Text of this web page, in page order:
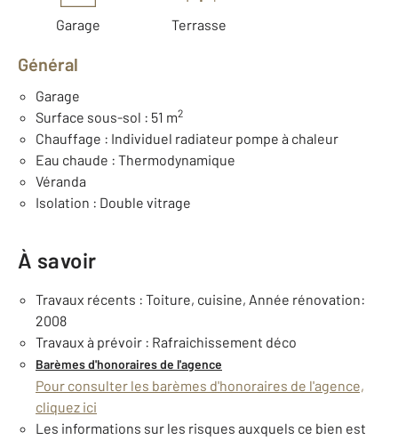
Garage Terrasse
Général
Garage
Surface sous-sol : 51 m2
Chauffage : Individuel radiateur pompe à chaleur
Eau chaude : Thermodynamique
Véranda
Isolation : Double vitrage
À savoir
Travaux récents : Toiture, cuisine, Année rénovation:
2008
Travaux à prévoir : Rafraichissement déco
Barèmes d'honoraires de l'agence
Pour consulter les barèmes d'honoraires de l'agence,
cliquez ici
Les informations sur les risques auxquels ce bien est